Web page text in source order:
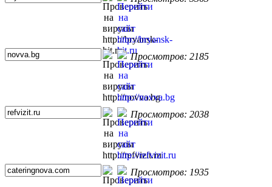
Просмотров: 2185
Просмотров: 2038
Просмотров: 1935